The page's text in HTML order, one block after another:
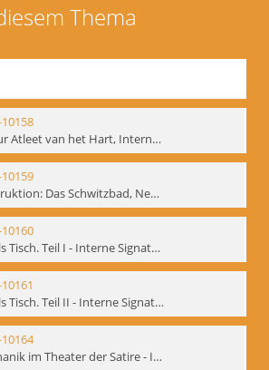
Thema
De Acteur Atleet van het Hart, Internationale Konferenz, Gent, 17.11.2004 - Interne Signatur: BM-vid-129
Rekonstruktion: Das Schwitzbad, New York 1993 - Interne Signatur: BM-vid-133
Goebbels Tisch. Teil I - Interne Signatur: BM-vid-134
Goebbels Tisch. Teil II - Interne Signatur: BM-vid-135
Biomechanik im Theater der Satire - Interne Signatur: BM-vid-189